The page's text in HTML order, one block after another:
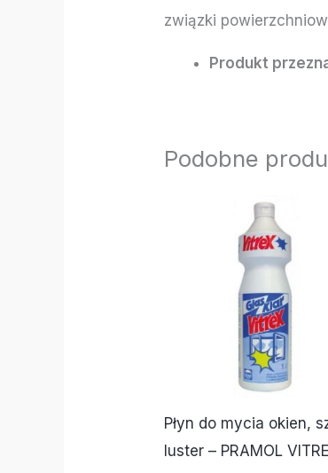
związki
Produkt
Podobne
Płyn do mycia okien,
luster – PRAMOL